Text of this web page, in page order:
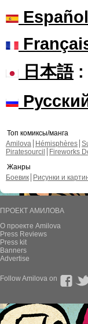
Español
日本語:
Топ комиксы/манга
Amilova
Hémisphères
Piratesourcil
Fireworks
Жанры
Боевик
Рисунки и
ПРОЕКТ АМИЛОВА
О проекте Amilova
Press Reviews
Press kit
Banners
Advertise
Follow Amilova on